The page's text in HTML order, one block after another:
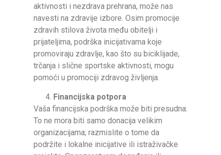
aktivnosti i nezdrava prehrana, može nas
navesti na zdravije izbore. Osim promocije
zdravih stilova života među obitelji i
prijateljima, podrška inicijativama koje
promoviraju zdravlje, kao što su biciklijade,
trčanja i slične sportske aktivnosti, mogu
pomoći u promociji zdravog življenja.
Financijska potpora
Vaša financijska podrška može biti presudna.
To ne mora biti samo donacija velikim
organizacijama; razmislite o tome da
podržite i lokalne inicijative ili istraživačke